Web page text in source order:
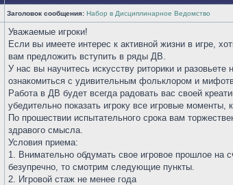
Заголовок сообщения: Набор в Дисциплинарное Ведомство
Уважаемые игроки!
Если вы имеете интерес к активной жизни в игре,
вам предложить вступить в ряды ДВ.
У нас вы научитесь искусству риторики и
ознакомиться с удивительным фольклором и
Работа в ДВ будет всегда радовать вас своей
убедительно показать игроку все игровые моменты,
По прошествии испытательного срока вам
здравого смысла.
Условия приема:
1. Внимательно обдумать свое игровое прошлое на
безупречно, то смотрим следующие пункты.
2. Игровой стаж не менее года